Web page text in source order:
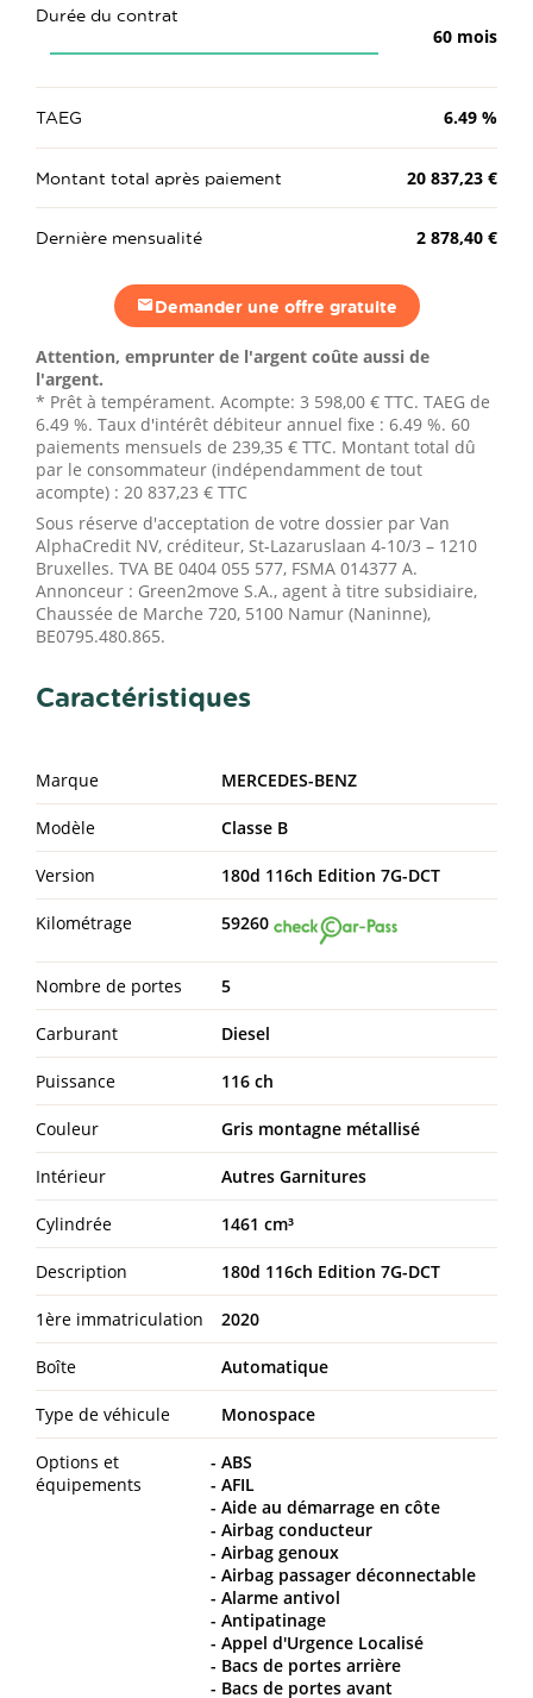
Durée du contrat
60 mois
TAEG 6.49 %
Montant total après paiement 20 837,23 €
Dernière mensualité 2 878,40 €
Demander une offre gratuite
Attention, emprunter de l'argent coûte aussi de
l'argent.
* Prêt à tempérament. Acompte: 3 598,00 € TTC. TAEG de
6.49 %. Taux d'intérêt débiteur annuel fixe : 6.49 %. 60
paiements mensuels de 239,35 € TTC. Montant total dû
par le consommateur (indépendamment de tout
acompte) : 20 837,23 € TTC
Sous réserve d'acceptation de votre dossier par Van
AlphaCredit NV, créditeur, St-Lazaruslaan 4-10/3 – 1210
Bruxelles. TVA BE 0404 055 577, FSMA 014377 A.
Annonceur : Green2move S.A., agent à titre subsidiaire,
Chaussée de Marche 720, 5100 Namur (Naninne),
BE0795.480.865.
Caractéristiques
Marque MERCEDES-BENZ
Modèle Classe B
Version 180d 116ch Edition 7G-DCT
Kilométrage 59260
Nombre de portes 5
Carburant Diesel
Puissance 116 ch
Couleur Gris montagne métallisé
Intérieur Autres Garnitures
Cylindrée 1461 cm³
Description 180d 116ch Edition 7G-DCT
1ère immatriculation 2020
Boîte Automatique
Type de véhicule Monospace
Options et
équipements
ABS
AFIL
Aide au démarrage en côte
Airbag conducteur
Airbag genoux
Airbag passager déconnectable
Alarme antivol
Antipatinage
Appel d'Urgence Localisé
Bacs de portes arrière
Bacs de portes avant